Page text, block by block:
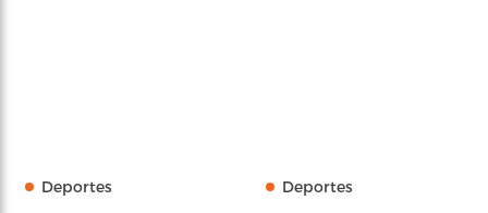
Deportes Deportes